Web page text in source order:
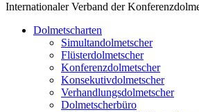
Internationaler Verband der
Dolmetscharten
Simultandolmetscher
Flüsterdolmetscher
Konferenzdolmetscher
Konsekutivdolmetscher
Verhandlungsdolmetscher
Dolmetscherbüro